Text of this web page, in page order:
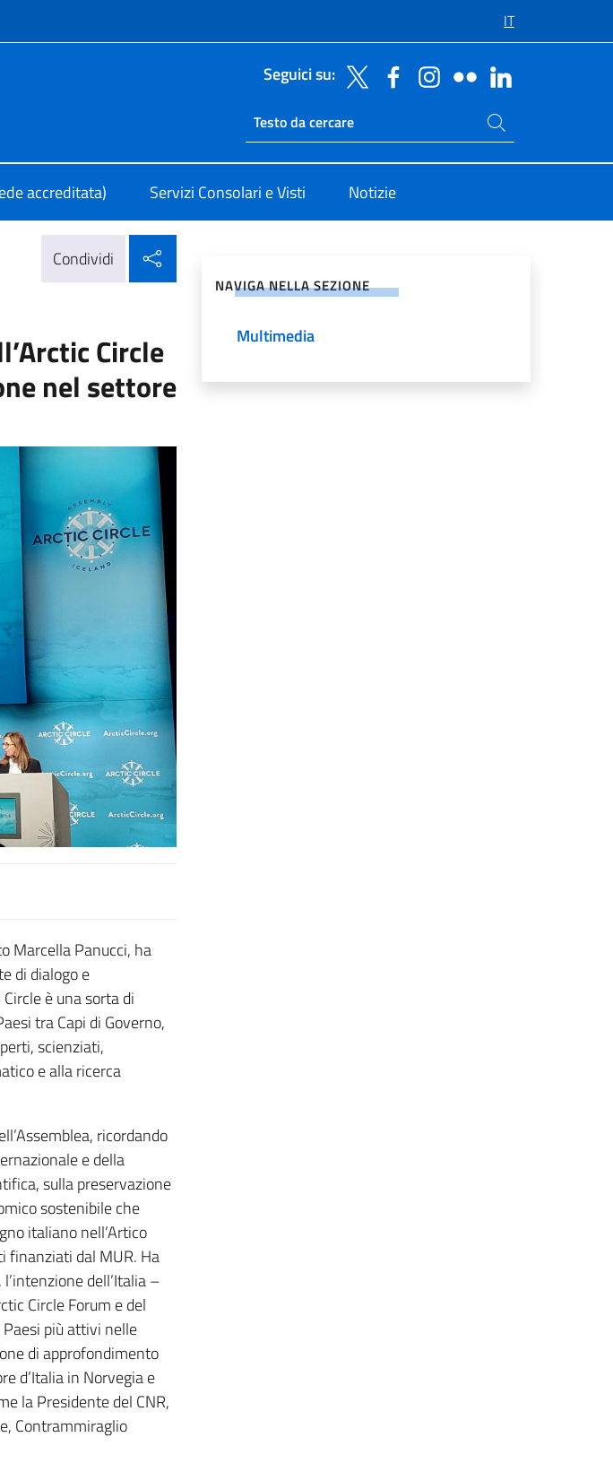
IT
Seguici su:
Ricerca sito live
Cerca nel sito
accreditata) Servizi Consolari e Visti Notizie
Condividi
Circle
nel settore
Marcella Panucci, ha
di dialogo e
è una sorta di
tra Capi di Governo,
scienziati,
e alla ricerca
ricordando
e della
sulla preservazione
sostenibile che
italiano nell’Artico
finanziati dal MUR. Ha
dell’Italia –
Circle Forum e del
più attivi nelle
di approfondimento
d’Italia in Norvegia e
la Presidente del CNR,
Contrammiraglio
NAVIGA NELLA SEZIONE
Multimedia